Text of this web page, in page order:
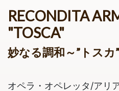
RECONDITA
"TOSCA"
妙なる調和～”トスカ
オペラ・オペレッタ/アリ